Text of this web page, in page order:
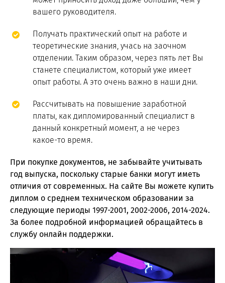
вашего руководителя.
Получать практический опыт на работе и
теоретические знания, учась на заочном
отделении. Таким образом, через пять лет Вы
станете специалистом, который уже имеет
опыт работы. А это очень важно в наши дни.
Рассчитывать на повышение заработной
платы, как дипломированный специалист в
данный конкретный момент, а не через
какое-то время.
При покупке документов, не забывайте учитывать
год выпуска, поскольку старые банки могут иметь
отличия от современных. На сайте Вы можете купить
диплом о среднем техническом образовании за
следующие периоды 1997-2001, 2002-2006, 2014-2024.
За более подробной информацией обращайтесь в
службу онлайн поддержки.